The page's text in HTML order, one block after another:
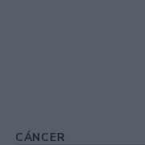
CÁNCER